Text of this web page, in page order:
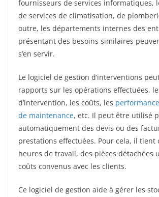
fournisseurs de services informatiques,
de services de climatisation, de
outre, les départements internes des
présentant des besoins similaires
s’en servir.
Le logiciel de gestion d’interventions
rapports sur les opérations effectuées,
d’intervention, les coûts, les
de maintenance, etc. Il peut être utilisé
automatiquement des devis ou des
prestations effectuées. Pour cela, il tient
heures de travail, des pièces détachées
coûts convenus avec les clients.
Ce logiciel de gestion aide à gérer les